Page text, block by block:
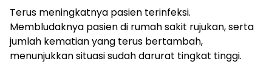
Terus meningkatnya pasien terinfeksi.
Membludaknya pasien di rumah sakit rujukan, serta
jumlah kematian yang terus bertambah,
menunjukkan situasi sudah darurat tingkat tinggi.